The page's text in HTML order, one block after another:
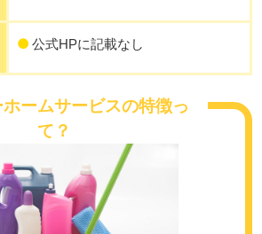
公式HPに記載なし
ームサービスの特徴っ
て？